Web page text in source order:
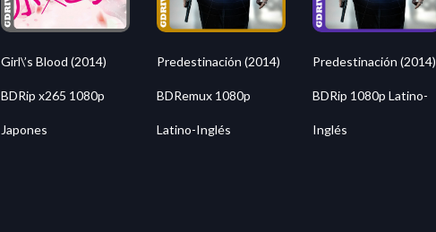
Girl\’s Blood (2014)
BDRip x265 1080p
Japones
Predestinación (2014)
BDRemux 1080p
Latino-Inglés
Predestinación (2014)
BDRip 1080p Latino-
Inglés